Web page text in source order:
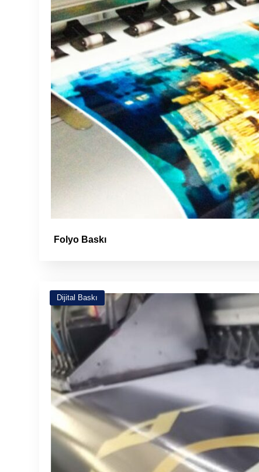
Folyo Baskı
Dijital Baskı